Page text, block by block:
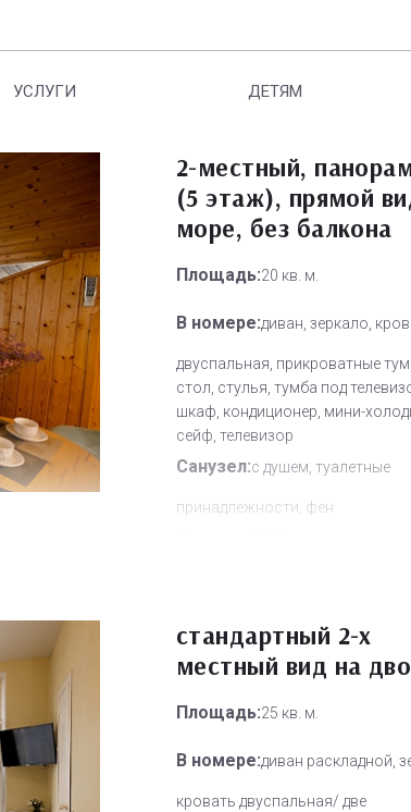
УСЛУГИ ДЕТЯМ
2-местный,
(5 этаж), прямой
море, без балкона
Площадь:20 кв. м.
В номере:диван, зеркало,
двуспальная, прикроватные
стол, стулья, тумба под
шкаф, кондиционер, мини-
сейф, телевизор
Санузел:с душем, туалетные
принадлежности, фен
Дополнительное место:
стандартный 2-х
местный вид на
Площадь:25 кв. м.
В номере:диван раскладной,
кровать двуспальная/ две